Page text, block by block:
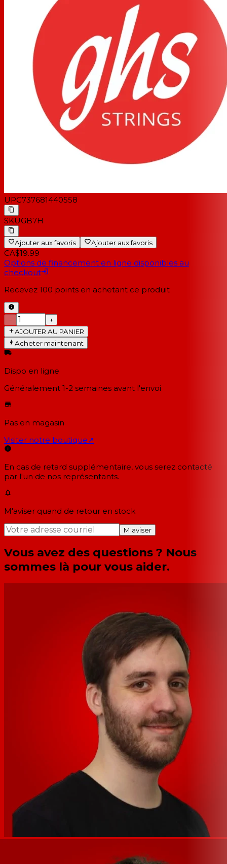
UPC737681440558
SKUGB7H
Ajouter aux favoris Ajouter aux favoris
CA$19.99
Options de financement en ligne disponibles au
checkout
Recevez 100 points en achetant ce produit
−
+
AJOUTER AU PANIER
Acheter maintenant
Dispo en ligne
Généralement 1-2 semaines avant l'envoi
Pas en magasin
Visiter notre boutique↗
En cas de retard supplémentaire, vous serez contacté
par l'un de nos représentants.
M'aviser quand de retour en stock
M'aviser
Vous avez des questions ? Nous
sommes là pour vous aider.